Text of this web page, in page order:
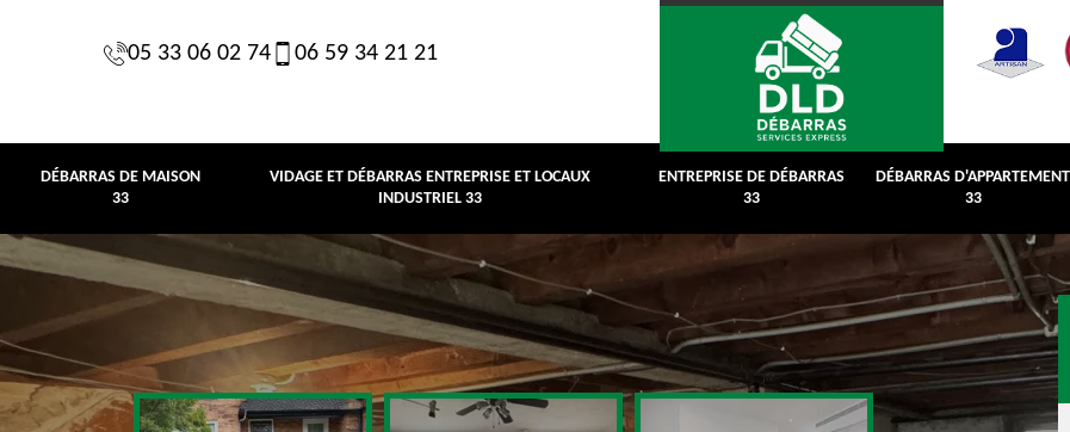
05 33 06 02 74 06 59 34 21 21
DÉBARRAS DE MAISON
33
VIDAGE ET DÉBARRAS ENTREPRISE ET LOCAUX
INDUSTRIEL 33
ENTREPRISE DE DÉBARRAS
33
DÉBARRAS D'APPARTEMENT
33